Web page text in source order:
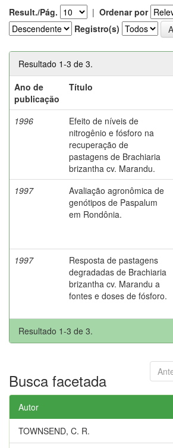
Result./Pág. | Ordenar por
Registro(s)
Resultado 1-3 de 3.
Ano de
publicação
Título
1996
Efeito de níveis de
nitrogênio e fósforo na
recuperação de
pastagens de Brachiaria
brizantha cv. Marandu.
1997
Avaliação agronômica de
genótipos de Paspalum
em Rondônia.
1997
Resposta de pastagens
degradadas de Brachiaria
brizantha cv. Marandu a
fontes e doses de fósforo.
Resultado 1-3 de 3.
Busca facetada
Autor
TOWNSEND, C. R.